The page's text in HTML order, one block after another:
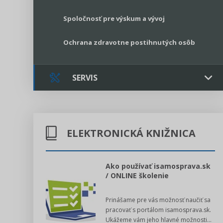
Spoločnosť pre výskum a vývoj
Ochrana zdravotne postihnutých osôb
SERVIS
Online poradenstvo
Register neziskových organizácií
Legislatívne správy
ELEKTRONICKÁ KNIŽNICA
Ako používať isamosprava.sk
/ ONLINE školenie
Prinášame pre vás možnosť naučiť sa
pracovať s portálom isamosprava.sk.
Ukážeme vám jeho hlavné možnosti...